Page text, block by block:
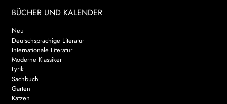
BÜCHER UND KALENDER
Neu
Deutschsprachige Literatur
Internationale Literatur
Moderne Klassiker
Lyrik
Sachbuch
Garten
Katzen